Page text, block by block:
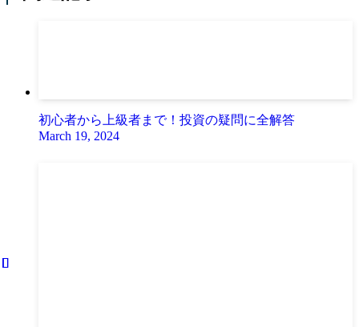
初心者から上級者まで！投資の疑問に全解答
March 19, 2024